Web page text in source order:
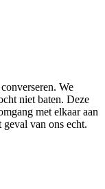
We
niet baten. Deze
met elkaar aan
van ons echt.